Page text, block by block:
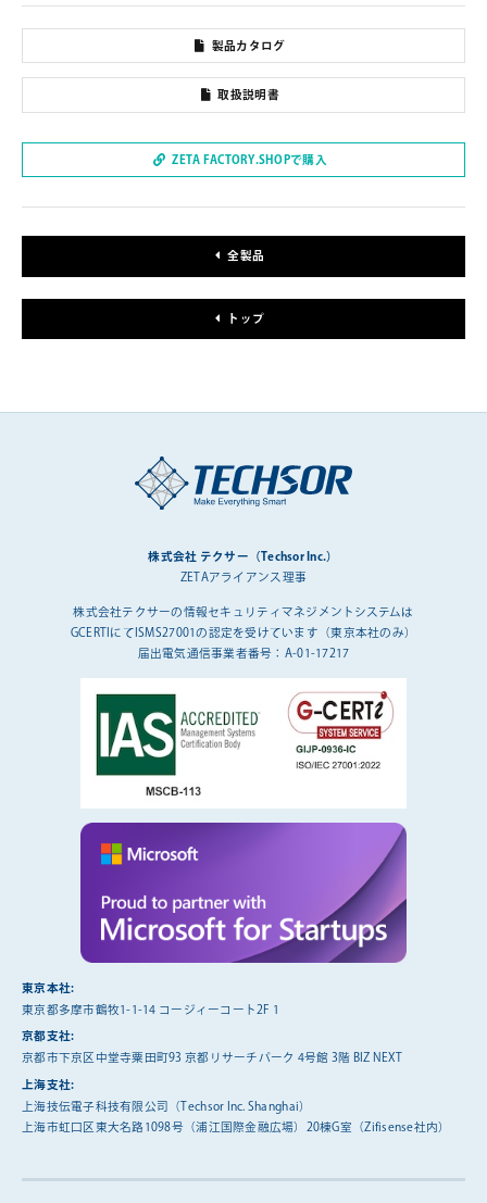
製品カタログ
取扱説明書
ZETA FACTORY.SHOPで購入
全製品
トップ
株式会社 テクサー（Techsor Inc.）
ZETAアライアンス理事
株式会社テクサーの情報セキュリティマネジメントシステムは
GCERTIにてISMS27001の認定を受けています（東京本社のみ）
届出電気通信事業者番号：A-01-17217
東京本社:
東京都多摩市鶴牧1-1-14 コージィーコート2F 1
京都支社:
京都市下京区中堂寺粟田町93 京都リサーチパーク 4号館 3階 BIZ NEXT
上海支社:
上海技伝電子科技有限公司（Techsor Inc. Shanghai）
上海市虹口区東大名路1098号（浦江国際金融広場）20棟G室（Zifisense社内）